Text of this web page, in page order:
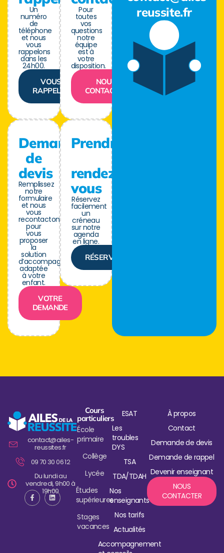
Un
numéro
de
téléphone
et nous
vous
rappelons
dans les
24h00.
VOUS
RAPPELER
Demande
de
devis
Remplissez
notre
formulaire
et nous
vous
recontactons
pour
vous
proposer
la
solution
d’accompagnement
adaptée
à votre
enfant.
VOTRE
DEMANDE
Pour
toutes
vos
questions
notre
équipe
est à
votre
disposition.
NOUS
CONTACTER
Prendre
rendez-
vous
Réservez
facilement
un
créneau
sur notre
agenda
en ligne.
RÉSERVER
reussite.fr
contact@ailes-
reussites.fr
09 70 30 06 12
Du lundi au
vendredi, 9h00 à
19h00
Cours
particuliers
École
primaire
Collège
Lycée
Études
supérieures
Stages
vacances
ESAT
Les
troubles
DYS
TSA
TDA/TDAH
Nos
enseignants
Nos tarifs
Actualités
Accompagnement
À propos
Contact
Demande de devis
Demande de rappel
Devenir enseignant
NOUS
CONTACTER